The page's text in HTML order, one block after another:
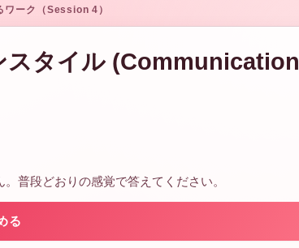
ーク（Session 4）
スタイル (Communication
普段どおりの感覚で答えてください。
る